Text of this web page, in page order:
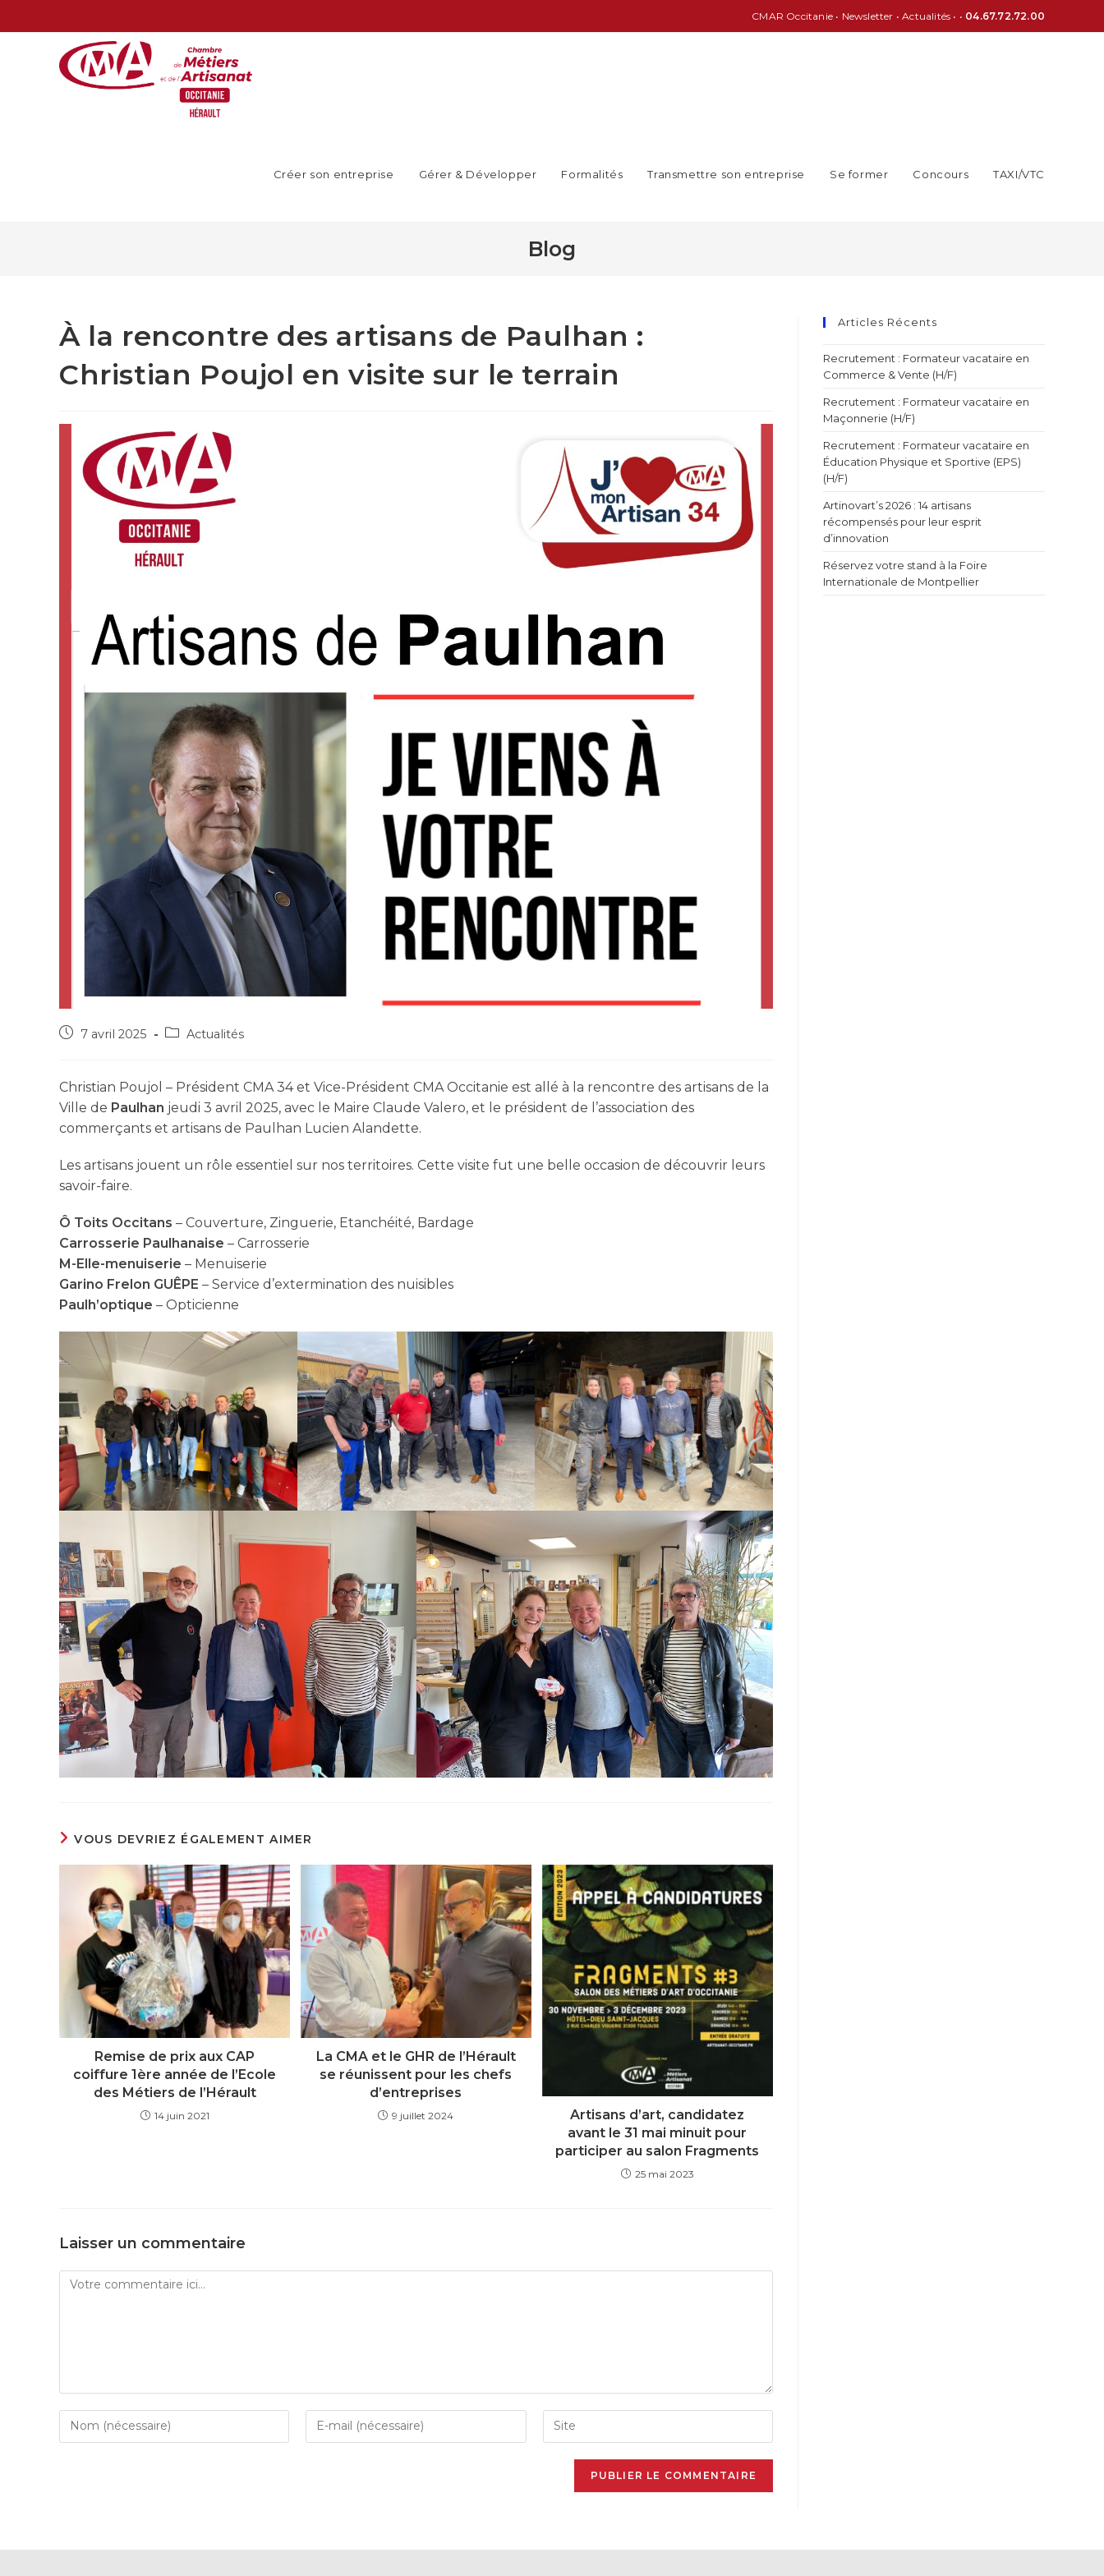
CMAR Occitanie• Newsletter •Actualités • • 04.67.72.72.00
Créer son entreprise Gérer & Développer Formalités Transmettre son entreprise Se former Concours TAXI/VTC
Blog
À la rencontre des artisans de Paulhan :
Christian Poujol en visite sur le terrain
7 avril 2025 Actualités
Christian Poujol – Président CMA 34 et Vice-Président CMA Occitanie est allé à la rencontre des artisans de la
Ville de Paulhan jeudi 3 avril 2025, avec le Maire Claude Valero, et le président de l’association des
commerçants et artisans de Paulhan Lucien Alandette.
Les artisans jouent un rôle essentiel sur nos territoires. Cette visite fut une belle occasion de découvrir leurs
savoir-faire.
Ô Toits Occitans – Couverture, Zinguerie, Etanchéité, Bardage
Carrosserie Paulhanaise – Carrosserie
M-Elle-menuiserie – Menuiserie
Garino Frelon GUÊPE – Service d’extermination des nuisibles
Paulh’optique – Opticienne
VOUS DEVRIEZ ÉGALEMENT AIMER
Remise de prix aux CAP
coiffure 1ère année de l’Ecole
des Métiers de l’Hérault
14 juin 2021
La CMA et le GHR de l’Hérault
se réunissent pour les chefs
d’entreprises
9 juillet 2024
Artisans d’art, candidatez
avant le 31 mai minuit pour
participer au salon Fragments
25 mai 2023
Laisser un commentaire
Articles Récents
Recrutement : Formateur vacataire en
Commerce & Vente (H/F)
Recrutement : Formateur vacataire en
Maçonnerie (H/F)
Recrutement : Formateur vacataire en
Éducation Physique et Sportive (EPS)
(H/F)
Artinovart’s 2026 : 14 artisans
récompensés pour leur esprit
d’innovation
Réservez votre stand à la Foire
Internationale de Montpellier